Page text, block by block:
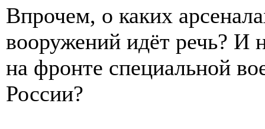
Впрочем, о каких
вооружений идёт речь? И
на фронте специальной
России?